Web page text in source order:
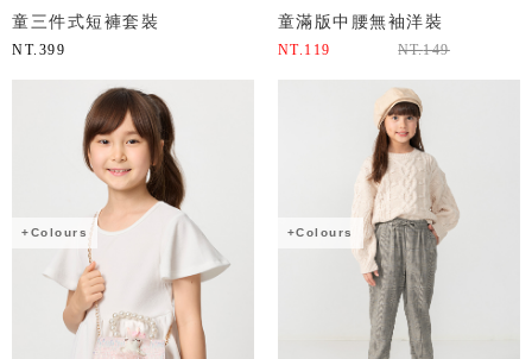
童三件式短褲套裝
NT. 399
童滿版中腰無袖洋裝
NT. 119 NT.149
+Colours +Colours